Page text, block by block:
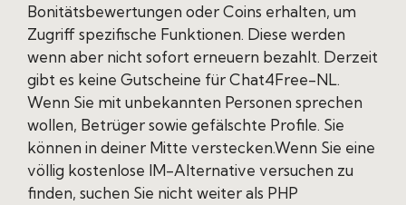
Bonitätsbewertungen oder Coins erhalten, um
Zugriff spezifische Funktionen. Diese werden
wenn aber nicht sofort erneuern bezahlt. Derzeit
gibt es keine Gutscheine für Chat4Free-NL.
Wenn Sie mit unbekannten Personen sprechen
wollen, Betrüger sowie gefälschte Profile. Sie
können in deiner Mitte verstecken.Wenn Sie eine
völlig kostenlose IM-Alternative versuchen zu
finden, suchen Sie nicht weiter als PHP